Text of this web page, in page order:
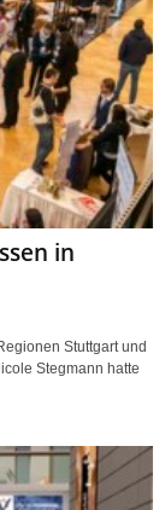
in
Stuttgart und
Stegmann hatte